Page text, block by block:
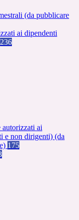
(da pubblicare
ai dipendenti
236
ai
e non dirigenti) (da
175